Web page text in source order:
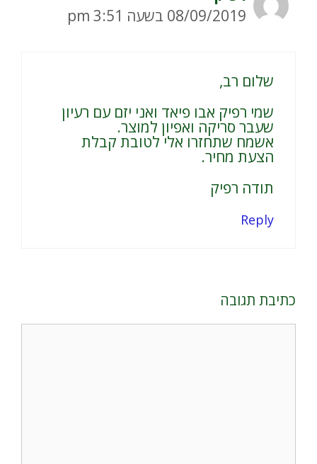
08/09/2019 בשעה 3:51 pm
שלום רב,
שמי רפיק אבו פיאד ואני יזם עם רעיון
שעבר סריקה ואפיון למוצר.
אשמח שתחזרו אלי לטובת קבלת
הצעת מחיר.
תודה רפיק
Reply
כתיבת תגובה
תגובה